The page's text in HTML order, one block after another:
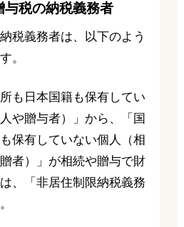
与税の納税義務者
税義務者は、以下のよう
。
も日本国籍も保有してい
や贈与者）」から、「国
保有していない個人（相
者）」が相続や贈与で財
、「非居住制限納税義務